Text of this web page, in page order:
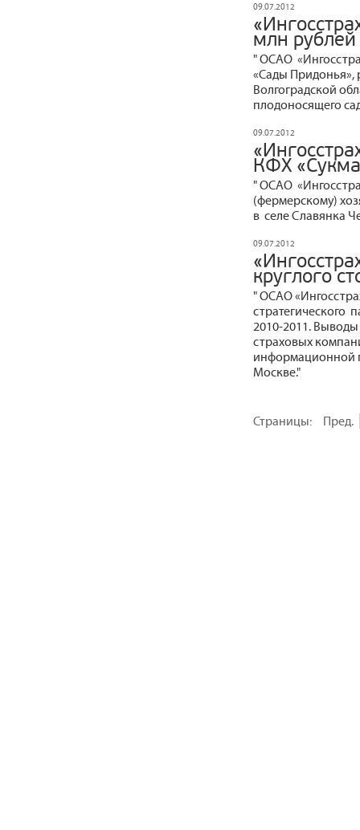
09.07.2012
млн
" ОСАО
«Сады
Волгоградской
плодоносящего
09.07.2012
КФХ
" ОСАО
(фермерскому)
в селе Славянка
09.07.2012
круглого
" ОСАО
стратегического
2010-2011. Выводы
страховых
информационной
Москве."
Страницы: Пред.